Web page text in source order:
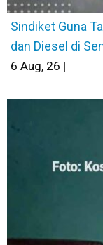
Sindiket Guna
dan Diesel di
6 Aug, 26 |